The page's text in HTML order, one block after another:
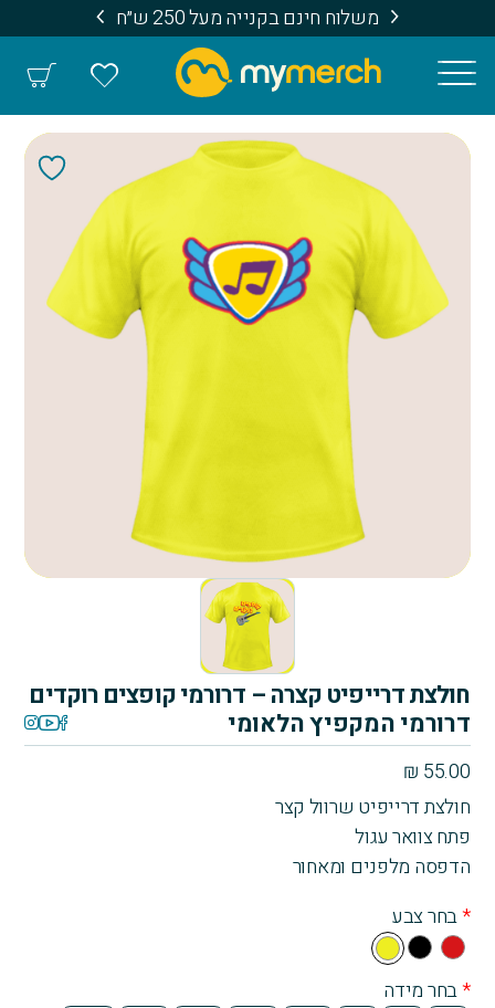
משלוח חינם בקנייה מעל 250 ש״ח
חולצת דרייפיט קצרה – דרורמי קופצים רוקדים
דרורמי המקפיץ הלאומי
₪ 55.00
חולצת דרייפיט שרוול קצר
פתח צוואר עגול
הדפסה מלפנים ומאחור
*בחר צבע
Re
d
Bla
Yell
*בחר מידה